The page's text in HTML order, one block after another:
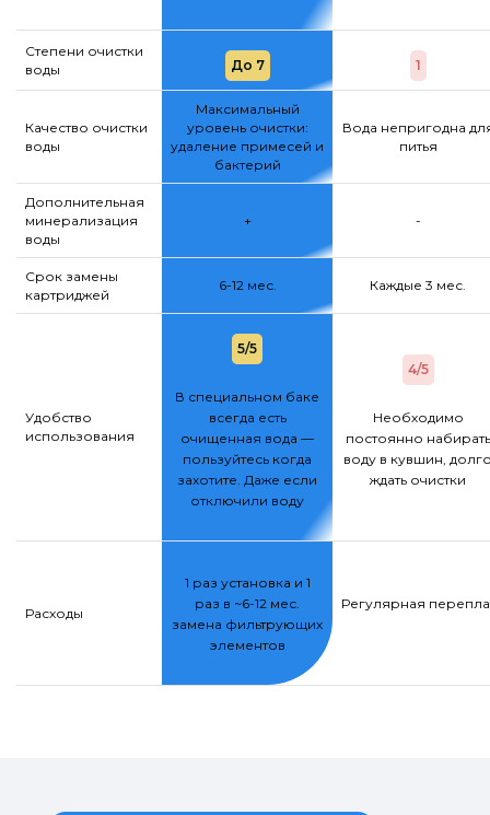
Степени очистки
воды
До 7 1
Качество очистки
воды
Максимальный
уровень очистки:
удаление примесей и
бактерий
Вода непригодна
питья
Дополнительная
минерализация
воды
+ -
Срок замены
картриджей
6-12 мес. Каждые 3 мес.
Удобство
использования
5/5
В специальном баке
всегда есть
очищенная вода —
пользуйтесь когда
захотите. Даже если
отключили воду
4/5
Необходимо
постоянно набирать
воду в кувшин,
ждать очистки
Расходы
1 раз установка и 1
раз в ~6-12 мес.
замена фильтрующих
элементов
Регулярная